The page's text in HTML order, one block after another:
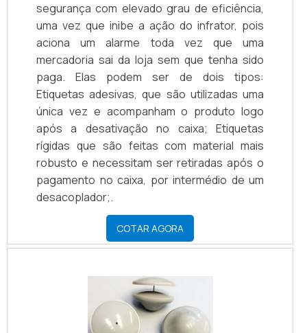
segurança com elevado grau de eficiência,
uma vez que inibe a ação do infrator, pois
aciona um alarme toda vez que uma
mercadoria sai da loja sem que tenha sido
paga. Elas podem ser de dois tipos:
Etiquetas adesivas, que são utilizadas uma
única vez e acompanham o produto logo
após a desativação no caixa; Etiquetas
rígidas que são feitas com material mais
robusto e necessitam ser retiradas após o
pagamento no caixa, por intermédio de um
desacoplador;.
COTAR AGORA